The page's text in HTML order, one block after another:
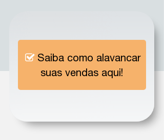
Saiba como alavancar
suas vendas aqui!